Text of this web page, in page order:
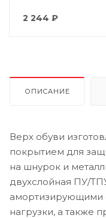
2 244 ₽
ОПИСАНИЕ
Верх обуви
покрытием для
на шнурок и
двухслойная ПУ/
амортизирующими
нагрузки, а также